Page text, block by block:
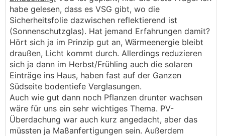
habe gelesen, dass es VSG gibt, wo die
Sicherheitsfolie dazwischen reflektierend ist
(Sonnenschutzglas). Hat jemand Erfahrungen damit?
Hört sich ja im Prinzip gut an, Wärmeenergie bleibt
draußen, Licht kommt durch. Allerdings reduzieren
sich ja dann im Herbst/Frühling auch die solaren
Einträge ins Haus, haben fast auf der Ganzen
Südseite bodentiefe Verglasungen.
Auch wie gut dann noch Pflanzen drunter wachsen
wäre für uns ein sehr wichtiges Thema. PV-
Überdachung war auch kurz angedacht, aber das
müssten ja Maßanfertigungen sein. Außerdem